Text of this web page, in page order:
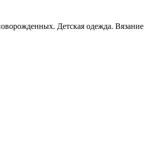
Детская одежда. Вязание